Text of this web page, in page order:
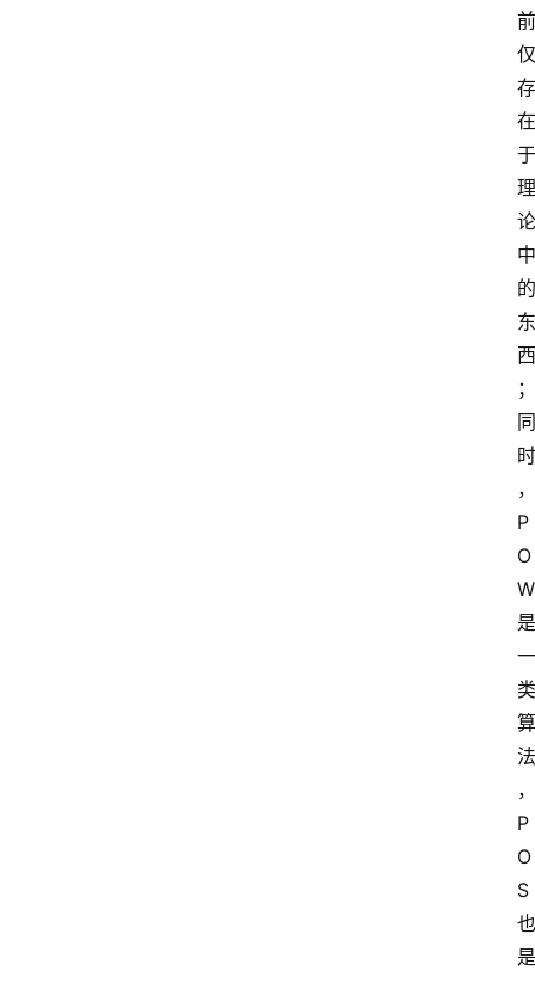
前
仅
存
在
于
理
论
中
的
东
西
；
同
时
，
P
O
W
是
一
类
算
法
，
P
O
S
也
是